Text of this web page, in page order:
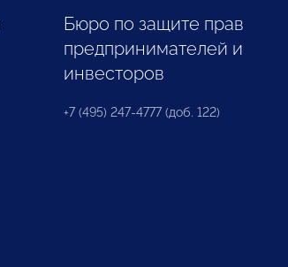
Бюро по защите прав
предпринимателей и
инвесторов
+7 (495) 247-4777 (доб. 122)